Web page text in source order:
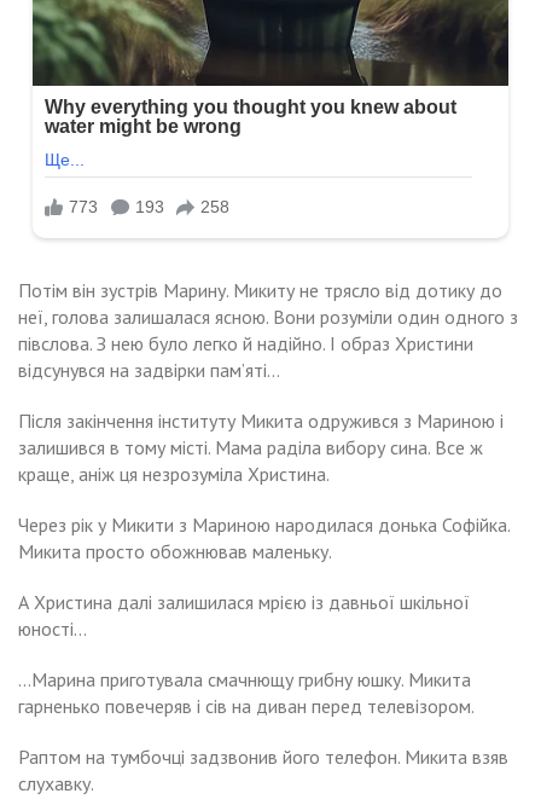
Потім він зустрів Марину. Микиту не трясло від дотику до
неї, голова залишалася ясною. Вони розуміли один одного з
півслова. З нею було легко й надійно. І образ Христини
відсунувся на задвірки пам’яті…
Після закінчення інституту Микита одружився з Мариною і
залишився в тому місті. Мама раділа вибору сина. Все ж
краще, аніж ця незрозуміла Христина.
Через рік у Микити з Мариною народилася донька Софійка.
Микита просто обожнював маленьку.
А Христина далі залишилася мрією із давньої шкільної
юності…
…Марина приготувала смачнющу грибну юшку. Микита
гарненько повечеряв і сів на диван перед телевізором.
Раптом на тумбочці задзвонив його телефон. Микита взяв
слухавку.